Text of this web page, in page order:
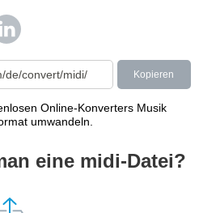
Kopieren
Online-Konverters Musik
umwandeln.
eine midi-Datei?